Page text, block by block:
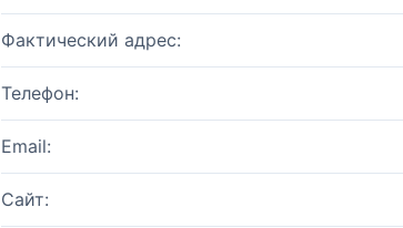
Фактический адрес:
Телефон:
Email:
Сайт: